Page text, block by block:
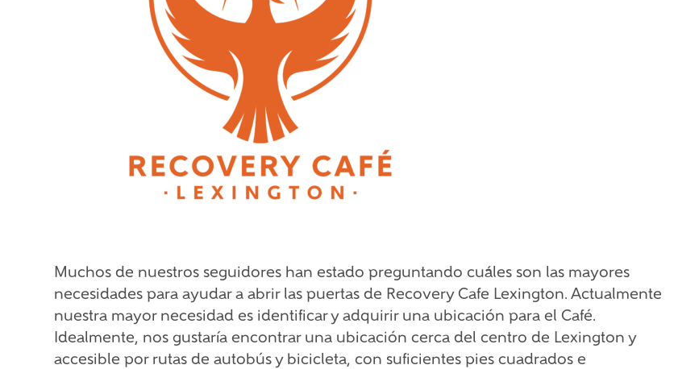
Muchos de nuestros seguidores han estado preguntando cuáles son las mayores
necesidades para ayudar a abrir las puertas de Recovery Cafe Lexington. Actualmente
nuestra mayor necesidad es identificar y adquirir una ubicación para el Café.
Idealmente, nos gustaría encontrar una ubicación cerca del centro de Lexington y
accesible por rutas de autobús y bicicleta, con suficientes pies cuadrados e